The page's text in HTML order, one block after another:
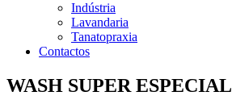
Indústria
Lavandaria
Tanatopraxia
Contactos
WASH SUPER ESPECIAL